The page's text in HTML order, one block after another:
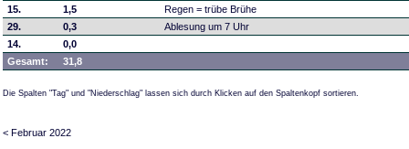
15.
1,5
Regen = trübe Brühe
29.
0,3
Ablesung um 7 Uhr
14.
0,0
Gesamt:
31,8
Die Spalten "Tag" und "Niederschlag" lassen sich durch Klicken auf den Spaltenkopf sortieren.
< Februar 2022